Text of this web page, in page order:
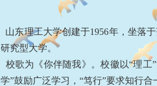
山东理工大学创建于1956年，坐落
研究型大学。
校歌为《你伴随我》。校徽以“理工
学”鼓励广泛学习，“笃行”要求知行合